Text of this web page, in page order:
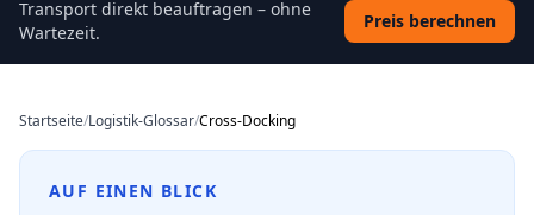
Transport direkt beauftragen – ohne
Wartezeit.
Preis berechnen
Startseite/Logistik-Glossar/Cross-Docking
AUF EINEN BLICK